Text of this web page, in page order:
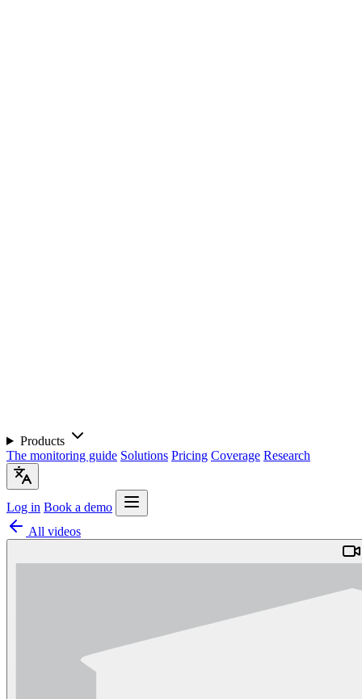
Products
The monitoring guide Solutions Pricing Coverage Research
Log in Book a demo
All videos